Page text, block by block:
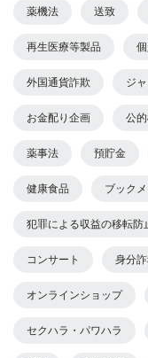
薬機法 送致
再生医療等製品
外国通貨詐欺 ジ
お金配り企画 公
薬事法 預貯金
健康食品 ブック
犯罪による収益の移転防
コンサート 身分
オンラインショップ
セクハラ・パワハラ